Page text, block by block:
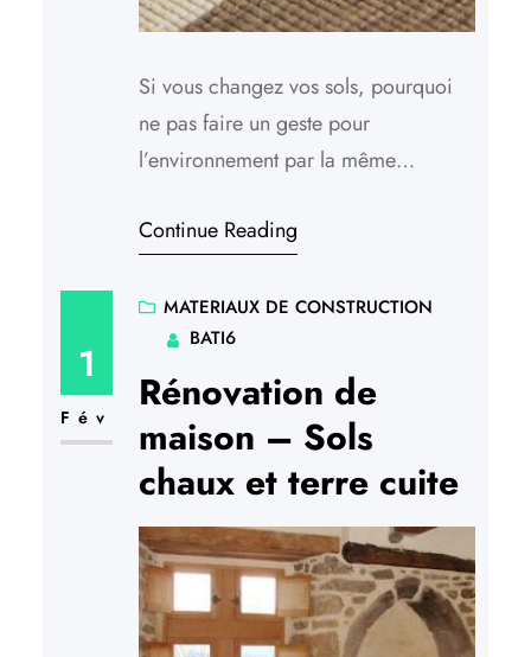
Si vous changez vos sols, pourquoi
ne pas faire un geste pour
l’environnement par la même
végétale ? Matières 100% végétales,
jonc de mer s’adaptent à tous les
styles d’intérieur tout en apportant
confort et douceur à la pièce dans
laquelle ils…
Continue Reading
1
Fév
MATERIAUX DE CONSTRUCTION
BATI6
Rénovation de
maison – Sols
chaux et terre cuite